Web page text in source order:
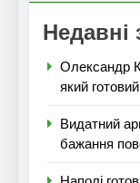
Недавні
Олександр
який
Видатний
бажання